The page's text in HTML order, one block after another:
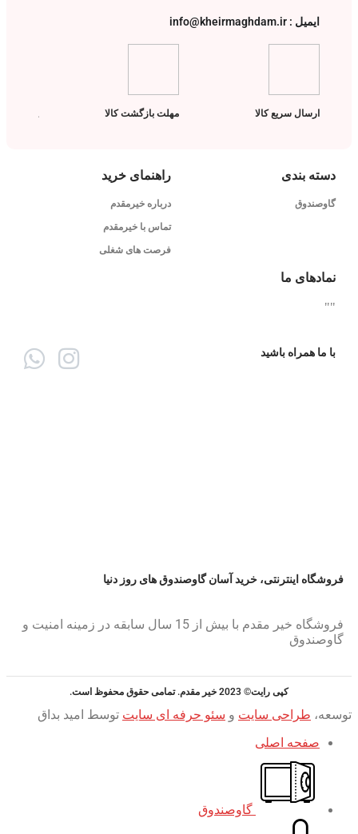
ایمیل : info@kheirmaghdam.ir
ارسال سریع کالا مهلت بازگشت کالا
دسته بندی
گاوصندوق
راهنمای خرید
درباره خیرمقدم
تماس با خیرمقدم
فرصت های شغلی
نمادهای ما
"
"
با ما همراه باشید
فروشگاه اینترنتی، خرید آسان گاوصندوق های روز دنیا
فروشگاه خیر مقدم با بیش از 15 سال سابقه در زمینه امنیت و
گاوصندوق
کپی رایت© 2023 خیر مقدم. تمامی حقوق محفوظ است.
توسعه، طراحی سایت و سئو حرفه ای سایت توسط امید بداق
صفحه اصلی
گاوصندوق